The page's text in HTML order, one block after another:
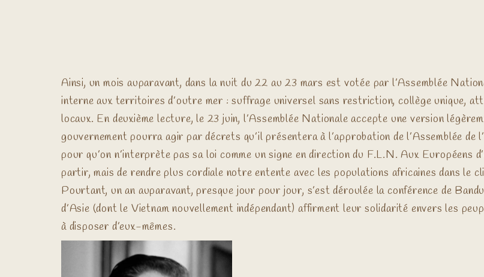
Ainsi, un mois auparavant, dans la nuit du 22 au 23 mars est votée par l’Assemblée
interne aux territoires d’outre mer : suffrage universel sans restriction, collège unique,
locaux. En deuxième lecture, le 23 juin, l’Assemblée Nationale accepte une version
gouvernement pourra agir par décrets qu’il présentera à l’approbation de l’Assemblée
pour qu’on n’interprète pas sa loi comme un signe en direction du F.L.N. Aux Européens
partir, mais de rendre plus cordiale notre entente avec les populations africaines dans le
Pourtant, un an auparavant, presque jour pour jour, s’est déroulée la conférence de
d’Asie (dont le Vietnam nouvellement indépendant) affirment leur solidarité envers les
à disposer d’eux-mêmes.